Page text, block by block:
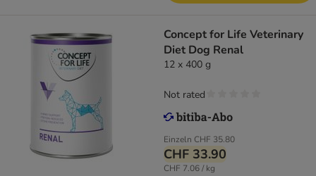
Concept for Life Veterinary
Diet Dog Renal
12 x 400 g
Einzeln CHF 35.80
CHF 33.90
CHF 7.06 / kg
Not rated